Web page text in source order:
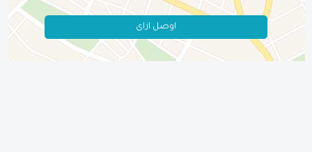
اوصل ازاى